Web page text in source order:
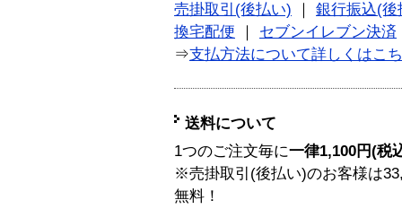
売掛取引(後払い)
銀行振込(後
換宅配便
セブンイレブン決済
⇒支払方法について詳しくはこ
送料について
1つのご注文毎に一律1,100円(税
※売掛取引(後払い)のお客様は
無料！